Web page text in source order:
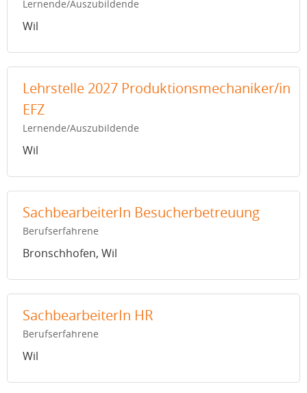
Lernende/Auszubildende
Wil
Lehrstelle 2027 Produktionsmechaniker/in
EFZ
Lernende/Auszubildende
Wil
SachbearbeiterIn Besucherbetreuung
Berufserfahrene
Bronschhofen, Wil
SachbearbeiterIn HR
Berufserfahrene
Wil